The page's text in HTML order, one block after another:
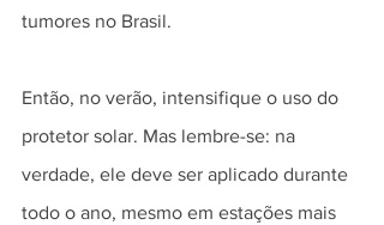
tumores no Brasil.
Então, no verão, intensifique o uso do
protetor solar. Mas lembre-se: na
verdade, ele deve ser aplicado durante
todo o ano, mesmo em estações mais